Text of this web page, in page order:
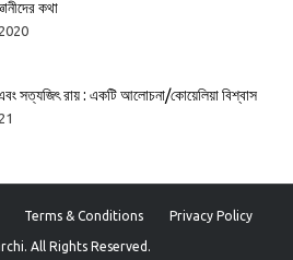
কথা
এবং সত্যজিৎ রায় : একটি আলোচনা/কোয়েলিয়া বিশ্বাস
Terms & Conditions Privacy Policy
All Rights Reserved.